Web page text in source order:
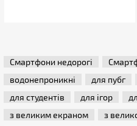
Смартфони недорогі
водонепроникні
для пубг
для студентів
для ігор
з великим екраном
з